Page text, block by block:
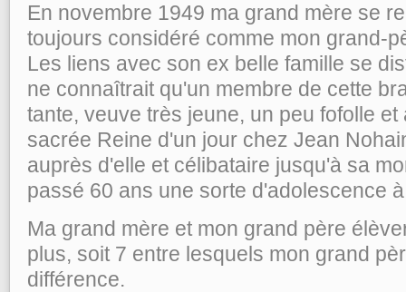
En novembre 1949 ma grand mère se
toujours considéré comme mon grand-
Les liens avec son ex belle famille se
ne connaîtrait qu'un membre de cette
tante, veuve très jeune, un peu fofolle
sacrée Reine d'un jour chez Jean
auprès d'elle et célibataire jusqu'à sa
passé 60 ans une sorte d'adolescence
Ma grand mère et mon grand père
plus, soit 7 entre lesquels mon grand
différence.